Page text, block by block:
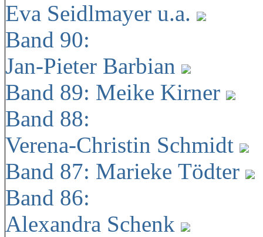
Eva Seidlmayer u.a.
Band 90:
Jan-Pieter Barbian
Band 89: Meike Kirner
Band 88:
Verena-Christin Schmidt
Band 87: Marieke Tödter
Band 86:
Alexandra Schenk